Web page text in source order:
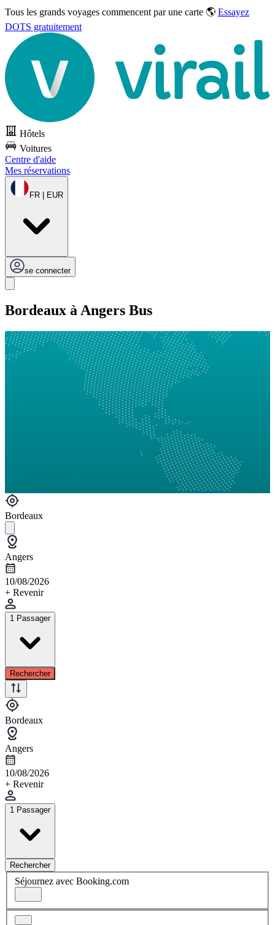
Tous les grands voyages commencent par une carte 🌎 Essayez
DOTS gratuitement
Hôtels
Voitures
Centre d'aide
Mes réservations
FR | EUR
se connecter
Bordeaux à Angers Bus
Bordeaux
Angers
10/08/2026
+ Revenir
1 Passager
Rechercher
Bordeaux
Angers
10/08/2026
+ Revenir
1 Passager
Rechercher
Séjournez avec Booking.com